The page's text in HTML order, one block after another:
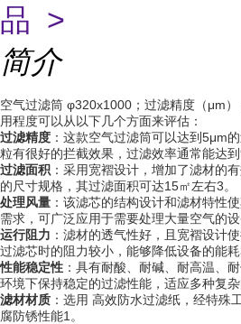
品 >
简介
空气过滤筒 φ320x1000；过滤精度（μm
用程度可以从以下几个方面来评估：
过滤精度 ：这款空气过滤筒可以达到5μm
粒有很好的拦截效果，过滤效率通常能达到
过滤面积 ：采用宽褶设计，增加了滤材的
的尺寸规格，其过滤面积可达15㎡左右3。
处理风量 ：该滤芯的结构设计和滤材特性
需求，可广泛应用于需要处理大量空气的设
运行阻力 ：滤材的透气性好，且宽褶设计
过滤芯时的阻力较小，能够降低设备的能耗
性能稳定性 ：具有耐酸、耐碱、耐高温、
环境下保持稳定的过滤性能，适应多种复杂
滤材材质 ：选用 高效防水过滤纸，经特殊
腐防锈性能1。